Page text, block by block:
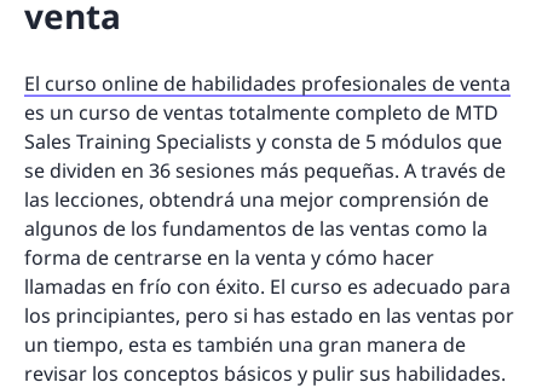
venta
El curso online de habilidades profesionales de venta
es un curso de ventas totalmente completo de MTD
Sales Training Specialists y consta de 5 módulos que
se dividen en 36 sesiones más pequeñas. A través de
las lecciones, obtendrá una mejor comprensión de
algunos de los fundamentos de las ventas como la
forma de centrarse en la venta y cómo hacer
llamadas en frío con éxito. El curso es adecuado para
los principiantes, pero si has estado en las ventas por
un tiempo, esta es también una gran manera de
revisar los conceptos básicos y pulir sus habilidades.